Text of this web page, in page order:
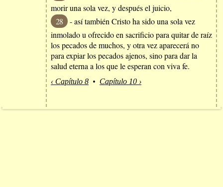
morir una sola vez, y después el juicio,
28
- así también Cristo ha sido una sola vez
inmolado u ofrecido en sacrificio para quitar de raíz
los pecados de muchos, y otra vez aparecerá no
para expiar los pecados ajenos, sino para dar la
salud eterna a los que le esperan con viva fe.
‹ Capítulo 8 • Capítulo 10 ›